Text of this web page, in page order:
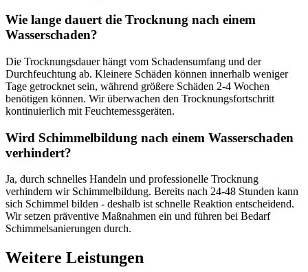
Wie lange dauert die Trocknung nach einem
Wasserschaden?
Die Trocknungsdauer hängt vom Schadensumfang und der
Durchfeuchtung ab. Kleinere Schäden können innerhalb weniger
Tage getrocknet sein, während größere Schäden 2-4 Wochen
benötigen können. Wir überwachen den Trocknungsfortschritt
kontinuierlich mit Feuchtemessgeräten.
Wird Schimmelbildung nach einem Wasserschaden
verhindert?
Ja, durch schnelles Handeln und professionelle Trocknung
verhindern wir Schimmelbildung. Bereits nach 24-48 Stunden kann
sich Schimmel bilden - deshalb ist schnelle Reaktion entscheidend.
Wir setzen präventive Maßnahmen ein und führen bei Bedarf
Schimmelsanierungen durch.
Weitere Leistungen